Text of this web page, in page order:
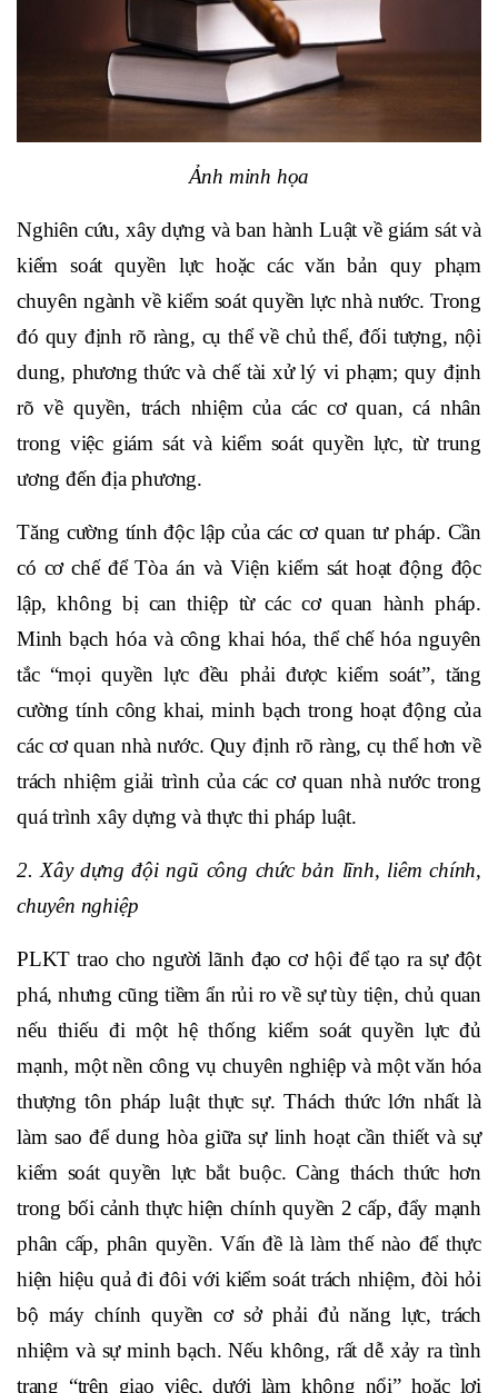
Ảnh minh họa
Nghiên cứu, xây dựng và ban hành Luật về giám sát và
kiểm soát quyền lực hoặc các văn bản quy phạm
chuyên ngành về kiểm soát quyền lực nhà nước. Trong
đó quy định rõ ràng, cụ thể về chủ thể, đối tượng, nội
dung, phương thức và chế tài xử lý vi phạm; quy định
rõ về quyền, trách nhiệm của các cơ quan, cá nhân
trong việc giám sát và kiểm soát quyền lực, từ trung
ương đến địa phương.
Tăng cường tính độc lập của các cơ quan tư pháp. Cần
có cơ chế để Tòa án và Viện kiểm sát hoạt động độc
lập, không bị can thiệp từ các cơ quan hành pháp.
Minh bạch hóa và công khai hóa, thể chế hóa nguyên
tắc “mọi quyền lực đều phải được kiểm soát”, tăng
cường tính công khai, minh bạch trong hoạt động của
các cơ quan nhà nước. Quy định rõ ràng, cụ thể hơn về
trách nhiệm giải trình của các cơ quan nhà nước trong
quá trình xây dựng và thực thi pháp luật.
2. Xây dựng đội ngũ công chức bản lĩnh, liêm chính,
chuyên nghiệp
PLKT trao cho người lãnh đạo cơ hội để tạo ra sự đột
phá, nhưng cũng tiềm ẩn rủi ro về sự tùy tiện, chủ quan
nếu thiếu đi một hệ thống kiểm soát quyền lực đủ
mạnh, một nền công vụ chuyên nghiệp và một văn hóa
thượng tôn pháp luật thực sự. Thách thức lớn nhất là
làm sao để dung hòa giữa sự linh hoạt cần thiết và sự
kiểm soát quyền lực bắt buộc. Càng thách thức hơn
trong bối cảnh thực hiện chính quyền 2 cấp, đẩy mạnh
phân cấp, phân quyền. Vấn đề là làm thế nào để thực
hiện hiệu quả đi đôi với kiểm soát trách nhiệm, đòi hỏi
bộ máy chính quyền cơ sở phải đủ năng lực, trách
nhiệm và sự minh bạch. Nếu không, rất dễ xảy ra tình
trạng “trên giao việc, dưới làm không nổi” hoặc lợi